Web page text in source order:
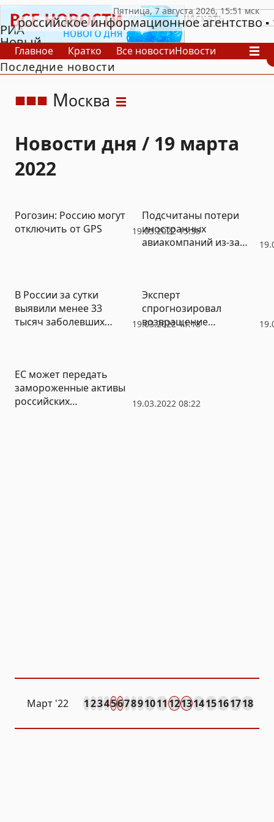
РИА
Новый
День
российское информационное агентство
Главное Кратко Все новостиНовости
В России
В мире
Последние новости
Москва
Новости дня / 19 марта
2022
19.03.2022 15:35
Рогозин: Россию могут
отключить от GPS
Подсчитаны потери
иностранных
авиакомпаний из-за
19.03.2022 11:18
В России за сутки
выявили менее 33
тысяч заболевших
Эксперт
спрогнозировал
возвращение
19.03.2022 08:22
ЕС может передать
замороженные активы
российских
Март '22 123456789101112131415161718